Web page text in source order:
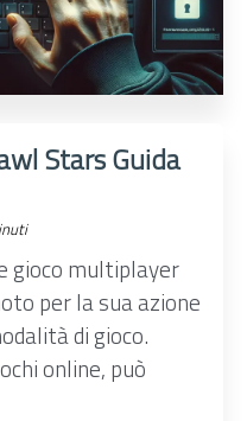
Stars Guida
gioco multiplayer
per la sua azione
di gioco.
online, può